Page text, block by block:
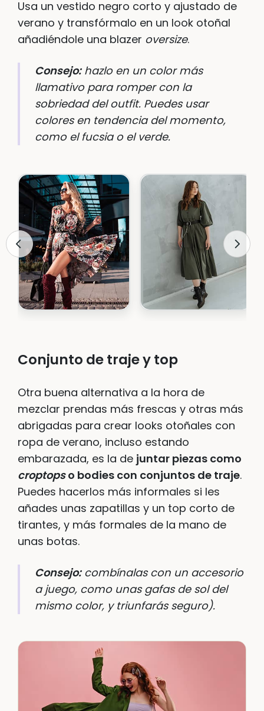
Usa un vestido negro corto y ajustado de
verano y transfórmalo en un look otoñal
añadiéndole una blazer oversize.
Consejo:hazlo en un color más
llamativo para romper con la
sobriedad del outfit. Puedes usar
colores en tendencia del momento,
como el fucsia o el verde.
Conjunto de traje y top
Otra buena alternativa a la hora de
mezclar prendas más frescas y otras más
abrigadas para crear looks otoñales con
ropa de verano, incluso estando
embarazada, es la de juntar piezas como
croptopso bodies con conjuntos de traje.
Puedes hacerlos más informales si les
añades unas zapatillas y un top corto de
tirantes, y más formales de la mano de
unas botas.
Consejo:combínalas con un accesorio
a juego, como unas gafas de sol del
mismo color, y triunfarás seguro).